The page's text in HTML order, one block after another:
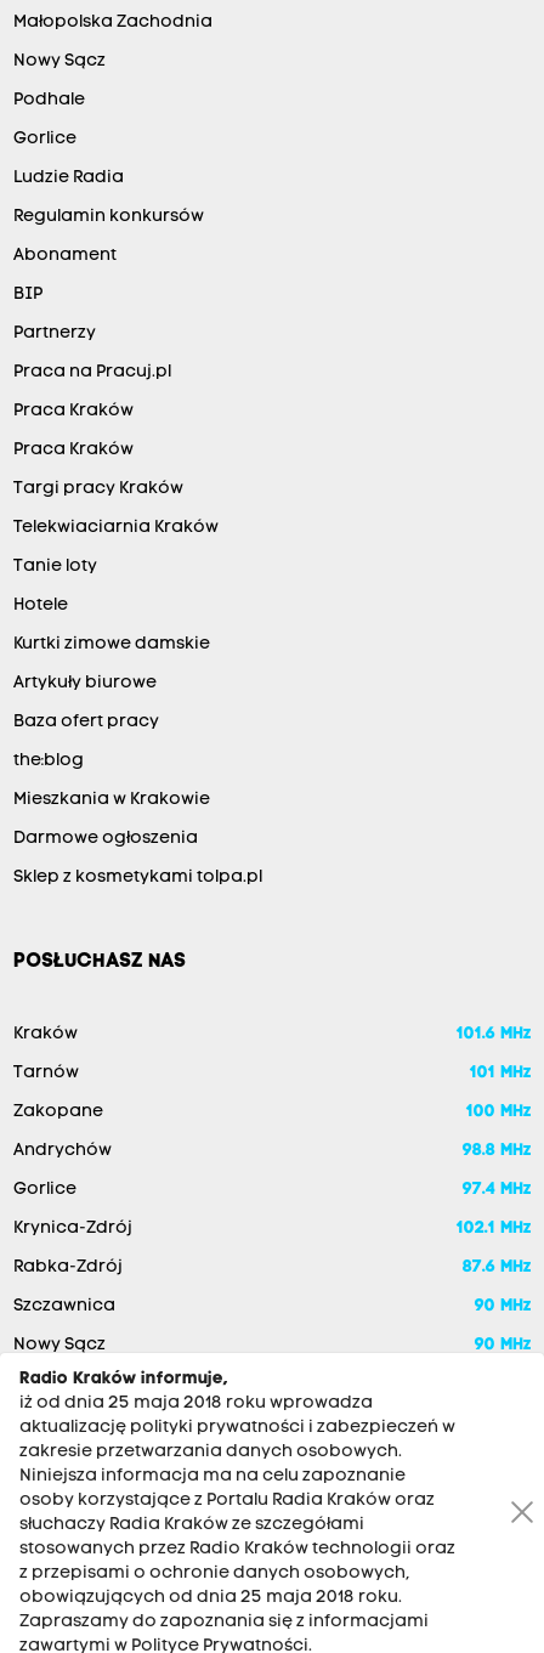
Małopolska Zachodnia
Nowy Sącz
Podhale
Gorlice
Ludzie Radia
Regulamin konkursów
Abonament
BIP
Partnerzy
Praca na Pracuj.pl
Praca Kraków
Praca Kraków
Targi pracy Kraków
Telekwiaciarnia Kraków
Tanie loty
Hotele
Kurtki zimowe damskie
Artykuły biurowe
Baza ofert pracy
the:blog
Mieszkania w Krakowie
Darmowe ogłoszenia
Sklep z kosmetykami tolpa.pl
POSŁUCHASZ NAS
Kraków 101.6 MHz
Tarnów 101 MHz
Zakopane 100 MHz
Andrychów 98.8 MHz
Gorlice 97.4 MHz
Krynica-Zdrój 102.1 MHz
Rabka-Zdrój 87.6 MHz
Szczawnica 90 MHz
Nowy Sącz 90 MHz
RADIO KRAKÓW SA. Aleja Juliusza Słowackiego 22, 30-007
Kraków
Antena: 12 200 33 33
Radio Kraków informuje,
iż od dnia 25 maja 2018 roku wprowadza
aktualizację polityki prywatności i zabezpieczeń w
zakresie przetwarzania danych osobowych.
Niniejsza informacja ma na celu zapoznanie
osoby korzystające z Portalu Radia Kraków oraz
słuchaczy Radia Kraków ze szczegółami
stosowanych przez Radio Kraków technologii oraz
z przepisami o ochronie danych osobowych,
obowiązujących od dnia 25 maja 2018 roku.
Zapraszamy do zapoznania się z informacjami
zawartymi w Polityce Prywatności.